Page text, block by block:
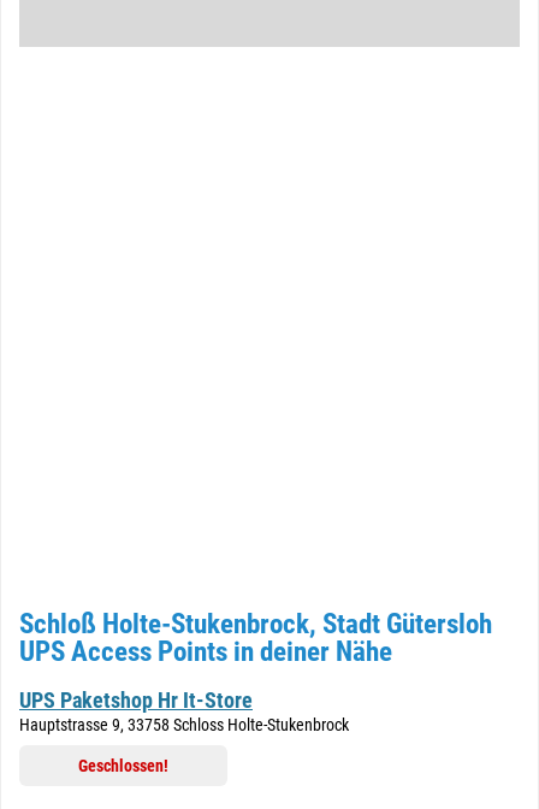
Schloß Holte-Stukenbrock, Stadt Gütersloh
UPS Access Points in deiner Nähe
UPS Paketshop Hr It-Store
Hauptstrasse 9, 33758 Schloss Holte-Stukenbrock
Geschlossen!